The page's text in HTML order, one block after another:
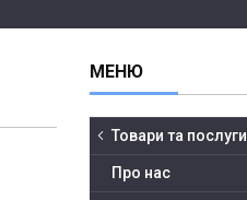
Товари та послуги
Про нас